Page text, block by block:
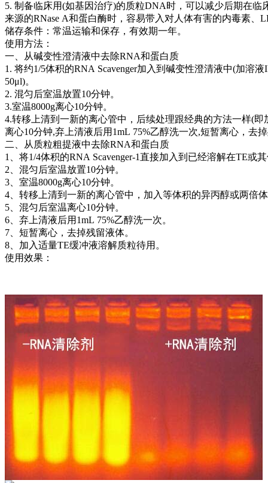
5. 制备临床用(如基因治疗)的质粒DNA时，可以减少后期在
来源的RNase A和蛋白酶时，容易带入对人体有害的内毒素、
储存条件：常温运输和保存，有效期一年。
使用方法：
一、从碱变性澄清液中去除RNA和蛋白质
1. 将约1/5体积的RNA Scavenger加入到碱变性澄清液中(加溶
50μl)。
2. 混匀后室温放置10分钟。
3.室温8000g离心10分钟。
4.转移上清到一新的离心管中，后续处理跟经典的方法一样(
离心10分钟,弃上清液后用1mL 75%乙醇洗一次,短暂离心，去
二、从质粒粗提液中去除RNA和蛋白质
1、将1/4体积的RNA Scavenger-1直接加入到已经溶解在TE或
2、混匀后室温放置10分钟。
3、室温8000g离心10分钟。
4、转移上清到一新的离心管中，加入等体积的异丙醇或两倍
5、混匀后室温离心10分钟。
6、弃上清液后用1mL 75%乙醇洗一次。
7、短暂离心，去掉残留液体。
8、加入适量TE缓冲液溶解质粒待用。
使用效果：